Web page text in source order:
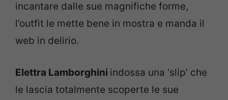
incantare dalle sue magnifiche forme,
l’outfit le mette bene in mostra e manda il
web in delirio.
Elettra Lamborghini indossa una ‘slip’ che
le lascia totalmente scoperte le sue